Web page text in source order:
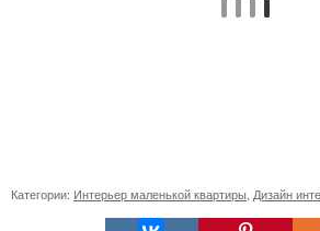
Категории: Интерьер маленькой квартиры, Дизайн